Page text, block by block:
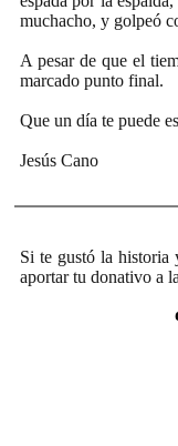
muchacho, y golpeó
A pesar de que el
marcado punto final.
Que un día te puede
Jesús Cano
Si te gustó la historia
aportar tu donativo a